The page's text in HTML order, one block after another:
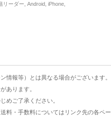
ーダー, Android, iPhone,
報等）とは異なる場合がございます。
あります。
めご了承ください。
・手数料についてはリンク先の各ペー